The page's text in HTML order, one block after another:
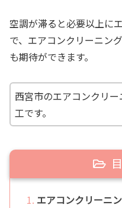
空調が滞ると必要以上に
で、エアコンクリーニン
も期待ができます。
西宮市のエアコンクリ
工です。
エアコンクリーニ